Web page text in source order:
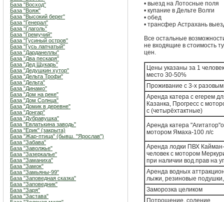
База "Восход"
База "Вояж"
База "Высокий берег"
База "Генерал"
База "Глаголь"
База "Гремучий"
База "Гусиный остров"
База "Гусь лапчатый"
База "Дарданеллы"
База "Два пескаря"
База "Дед Щукарь"
База "Дедушкин хутор"
База "Дельта Трофи"
База "Дельта"
База "Динамо"
База "Дом на реке"
База "Дом Солнца"
База "Домик в деревне"
База "Донгар"
База "Дубравушка"
База "Евлатькина заводь"
База "Ерик" (закрыта)
База "Жар-птица" (бывш. "Ярослав")
База "Забава"
База "Заволжье"
База "Зазеркалье"
База "Заманиха"
База "Замок"
База "Замьяны-99"
База "Заповедная сказка"
База "Заповедник"
База "Заря"
База "Застава"
• выезд на Лотосные поля
• купание в Дельте Волги
• обед
• трансфер Астрахань
Все остальные
не входящие в стоимость
цен.
Цены указаны за 1
место 30-50%
Проживание с 3-х
Аренда катера с егерем
Казанка, Прогресс с
с (четырёхтактные)
Аренда катера
мотором Ямаха-100 л/с
Аренда лодки ПВХ
человек с мотором
при наличии вод.прав на
Аренда водных
лыжи, резиновые подушки,
Заморозка целиком
Потрошение, соление